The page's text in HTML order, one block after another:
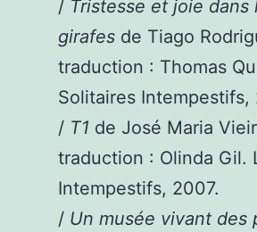
/ Tristesse et joie dans
girafes de Tiago
traduction : Thomas
Solitaires Intempestifs,
/ T1 de José Maria
traduction : Olinda Gil.
Intempestifs, 2007.
/ Un musée vivant des